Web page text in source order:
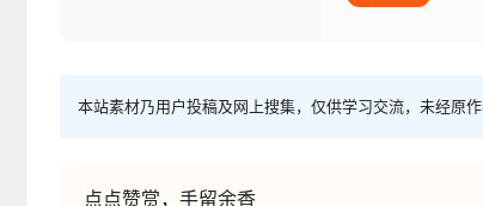
本站素材乃用户投稿及网上搜集，仅供学习交流，未经原
点点赞赏，手留余香